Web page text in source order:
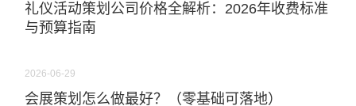
礼仪活动策划公司价格全解析：2026年收费标准
与预算指南
2026-06-29
会展策划怎么做最好？（零基础可落地）